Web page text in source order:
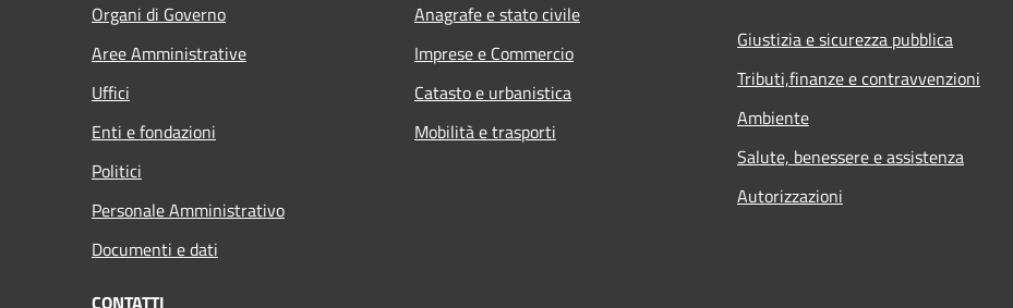
Organi di Governo
Aree Amministrative
Uffici
Enti e fondazioni
Politici
Personale Amministrativo
Documenti e dati
Anagrafe e stato civile
Imprese e Commercio
Catasto e urbanistica
Mobilità e trasporti
Giustizia e sicurezza pubblica
Tributi,finanze e contravvenzioni
Ambiente
Salute, benessere e assistenza
Autorizzazioni
CONTATTI